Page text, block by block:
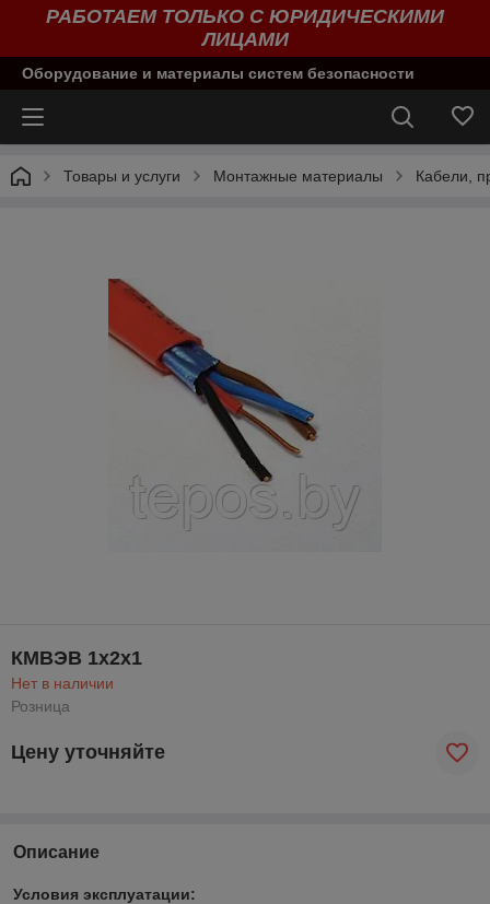
РАБОТАЕМ ТОЛЬКО С ЮРИДИЧЕСКИМИ
ЛИЦАМИ
Оборудование и материалы систем безопасности
Товары и услуги Монтажные материалы Кабели,
КМВЭВ 1х2х1
Нет в наличии
Розница
Цену уточняйте
Описание
Условия эксплуатации: